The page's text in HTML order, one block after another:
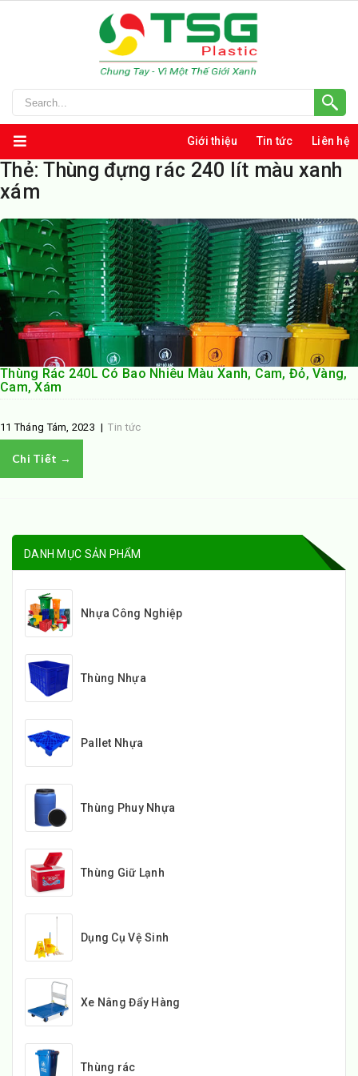
Giới thiệu Tin tức Liên hệ
Thẻ:Thùng đựng rác 240 lít màu xanh
xám
Thùng Rác 240L Có Bao Nhiêu Màu Xanh, Cam, Đỏ, Vàng,
Cam, Xám
11 Tháng Tám, 2023 |Tin tức
Chi Tiết →
DANH MỤC SẢN PHẨM
Nhựa Công Nghiệp
Thùng Nhựa
Pallet Nhựa
Thùng Phuy Nhựa
Thùng Giữ Lạnh
Dụng Cụ Vệ Sinh
Xe Nâng Đẩy Hàng
Thùng rác